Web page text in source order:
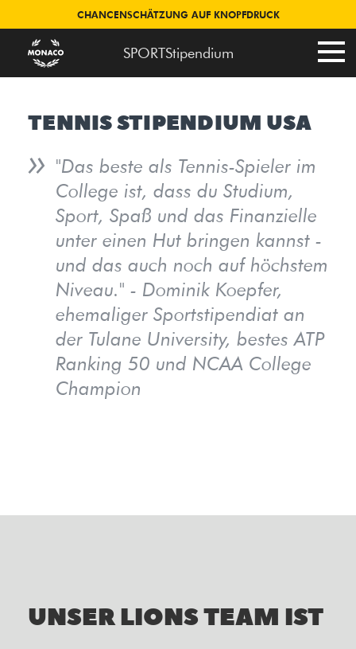
CHANCENSCHÄTZUNG AUF KNOPFDRUCK
SPORTStipendium
TENNIS STIPENDIUM USA
"Das beste als Tennis-Spieler im
College ist, dass du Studium,
Sport, Spaß und das Finanzielle
unter einen Hut bringen kannst -
und das auch noch auf höchstem
Niveau." - Dominik Koepfer,
ehemaliger Sportstipendiat an
der Tulane University, bestes ATP
Ranking 50 und NCAA College
Champion
UNSER LIONS TEAM IST